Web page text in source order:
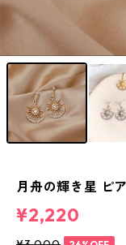
月舟の輝き星 ピ
¥2,220